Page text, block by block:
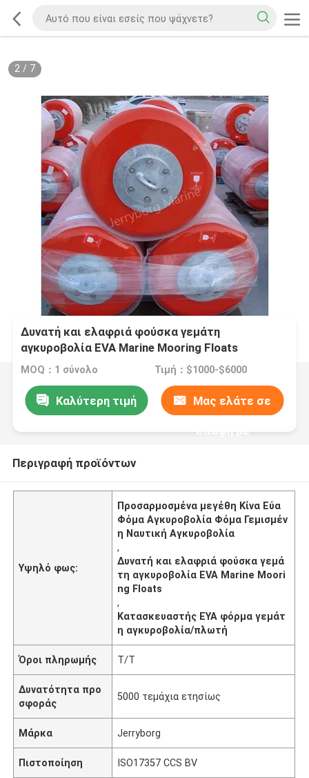
2/ 7
Δυνατή και ελαφριά φούσκα γεμάτη
αγκυροβολία EVA Marine Mooring Floats
MOQ：1 σύνολο Τιμή：$1000-$6000
Καλύτερη τιμή Μας ελάτε σε
επαφή με
Περιγραφή προϊόντων
Υψηλό φως:
Προσαρμοσμένα μεγέθη Κίνα Εύα
Φόμα Αγκυροβολία Φόμα Γεμισμέν
η Ναυτική Αγκυροβολία
,
Δυνατή και ελαφριά φούσκα γεμά
τη αγκυροβολία EVA Marine Moori
ng Floats
,
Κατασκευαστής ΕΥΑ φόρμα γεμάτ
η αγκυροβολία/πλωτή
Όροι πληρωμής Τ/Τ
Δυνατότητα προ
σφοράς
5000 τεμάχια ετησίως
Μάρκα Jerryborg
Πιστοποίηση ISO17357 CCS BV